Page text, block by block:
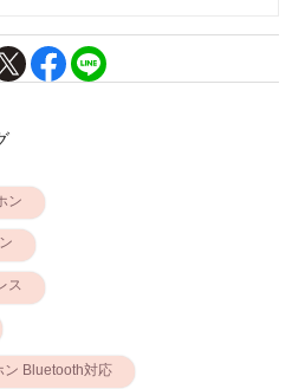
ン
ス
ン Bluetooth対応